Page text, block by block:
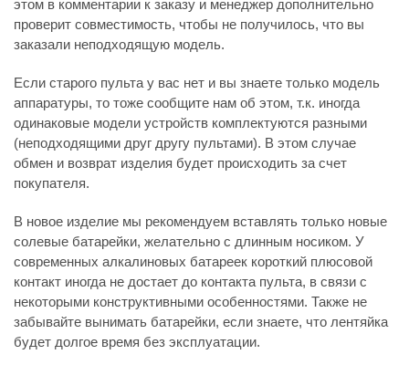
этом в комментарии к заказу и менеджер дополнительно
проверит совместимость, чтобы не получилось, что вы
заказали неподходящую модель.
Если старого пульта у вас нет и вы знаете только модель
аппаратуры, то тоже сообщите нам об этом, т.к. иногда
одинаковые модели устройств комплектуются разными
(неподходящими друг другу пультами). В этом случае
обмен и возврат изделия будет происходить за счет
покупателя.
В новое изделие мы рекомендуем вставлять только новые
солевые батарейки, желательно с длинным носиком. У
современных алкалиновых батареек короткий плюсовой
контакт иногда не достает до контакта пульта, в связи с
некоторыми конструктивными особенностями. Также не
забывайте вынимать батарейки, если знаете, что лентяйка
будет долгое время без эксплуатации.